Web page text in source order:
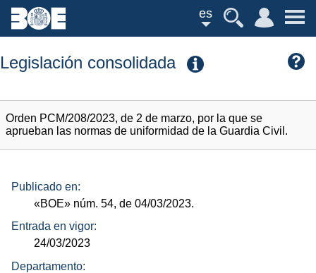
es
Legislación consolidada
Orden PCM/208/2023, de 2 de marzo, por la que se
aprueban las normas de uniformidad de la Guardia Civil.
Publicado en:
«BOE» núm. 54, de 04/03/2023.
Entrada en vigor:
24/03/2023
Departamento: